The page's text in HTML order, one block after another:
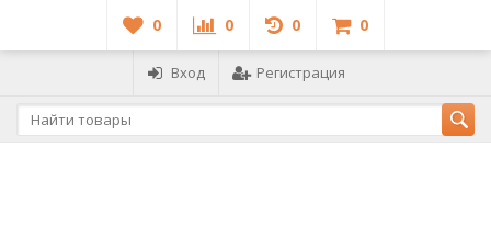
0 0 0 0
Вход Регистрация